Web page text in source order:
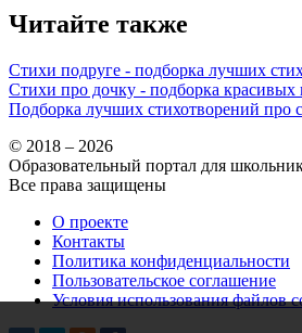
Читайте также
Стихи подруге - подборка лучших
Стихи про дочку - подборка красивых
Подборка лучших стихотворений про
© 2018 – 2026
Образовательный портал для
Все права защищены
О проекте
Контакты
Политика конфиденциальности
Пользовательское соглашение
Условия использования файлов